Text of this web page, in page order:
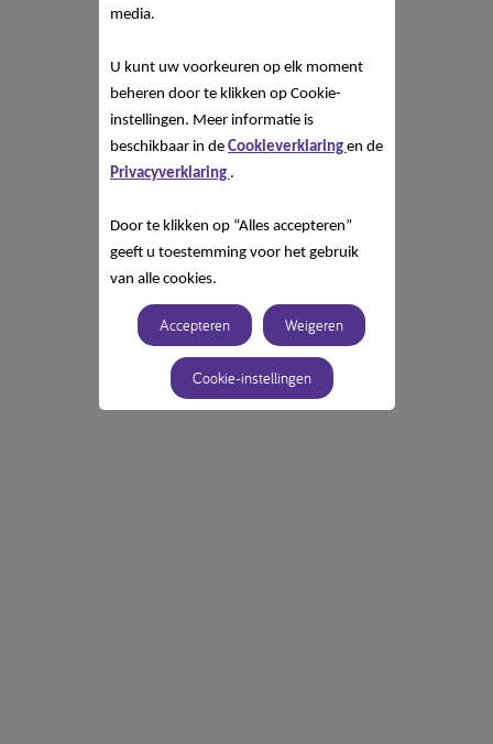
media.
U kunt uw voorkeuren op elk moment
beheren door te klikken op Cookie-
instellingen. Meer informatie is
beschikbaar in de Cookieverklaring en de
Privacyverklaring .
Door te klikken op “Alles accepteren”
geeft u toestemming voor het gebruik
van alle cookies.
Accepteren Weigeren
Cookie-instellingen